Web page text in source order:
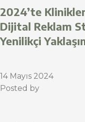
2024’te
Dijital Reklam
Yenilikçi
14 Mayıs 2024
Posted by